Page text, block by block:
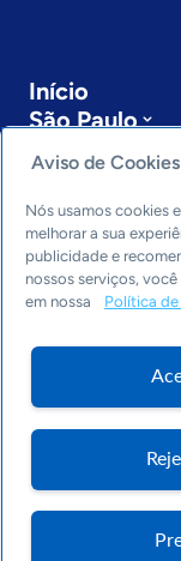
Início
São Paulo
Sobre a ASN
Últimas
Entre em
Editorias
Economia &
Inovação &
Cultura
Arquivo
Aviso de Cookies
Nós usamos cookies
melhorar a sua
publicidade e
nossos serviços,
em nossa
Política